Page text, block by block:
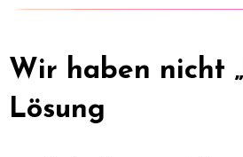
Wir haben nicht
Lösung